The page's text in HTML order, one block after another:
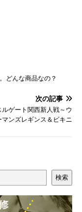
どんな商品なの？
次の記事
ゲート関西新人戦～ウ
マンズレギンス＆ビキニ
検索